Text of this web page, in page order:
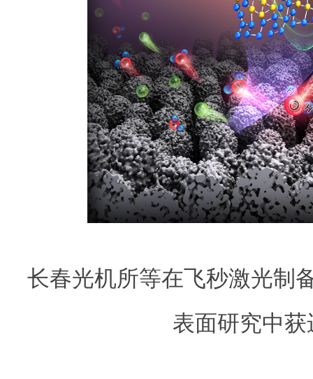
长春光机所等在飞秒激光制
表面研究中获